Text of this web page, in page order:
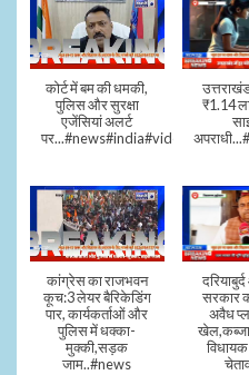
कोर्ट में बम की धमकी,
पुलिस और सुरक्षा
एजेंसियां अलर्ट
पर...#news#india#video#viral
₹1.14
कांग्रेस का राजभवन
कूच:3 लेयर बैरिकेडिंग
पार, कार्यकर्ताओं और
पुलिस में धक्का-
मुक्की,सड़क
जाम..#news
सरकार
अवैध